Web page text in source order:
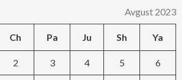
Avgust 2023
Ch Pa Ju Sh Ya
2 3 4 5 6